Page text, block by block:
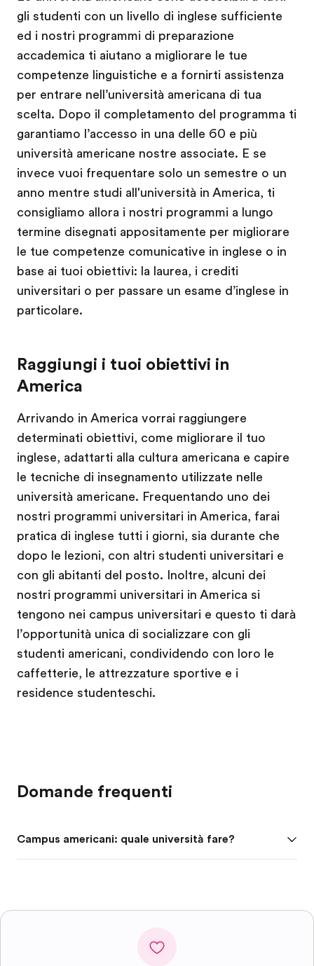
gli studenti con un livello di inglese sufficiente
ed i nostri programmi di preparazione
accademica ti aiutano a migliorare le tue
competenze linguistiche e a fornirti assistenza
per entrare nell’università americana di tua
scelta. Dopo il completamento del programma ti
garantiamo l’accesso in una delle 60 e più
università americane nostre associate. E se
invece vuoi frequentare solo un semestre o un
anno mentre studi all'università in America, ti
consigliamo allora i nostri programmi a lungo
termine disegnati appositamente per migliorare
le tue competenze comunicative in inglese o in
base ai tuoi obiettivi: la laurea, i crediti
universitari o per passare un esame d’inglese in
particolare.
Raggiungi i tuoi obiettivi in
America
Arrivando in America vorrai raggiungere
determinati obiettivi, come migliorare il tuo
inglese, adattarti alla cultura americana e capire
le tecniche di insegnamento utilizzate nelle
università americane. Frequentando uno dei
nostri programmi universitari in America, farai
pratica di inglese tutti i giorni, sia durante che
dopo le lezioni, con altri studenti universitari e
con gli abitanti del posto. Inoltre, alcuni dei
nostri programmi universitari in America si
tengono nei campus universitari e questo ti darà
l’opportunità unica di socializzare con gli
studenti americani, condividendo con loro le
caffetterie, le attrezzature sportive e i
residence studenteschi.
Domande frequenti
Campus americani: quale università fare?